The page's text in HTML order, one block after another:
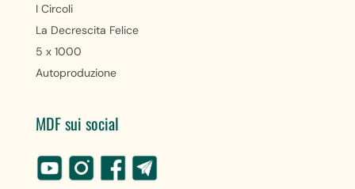
I Circoli
La Decrescita Felice
5 x 1000
Autoproduzione
MDF sui social